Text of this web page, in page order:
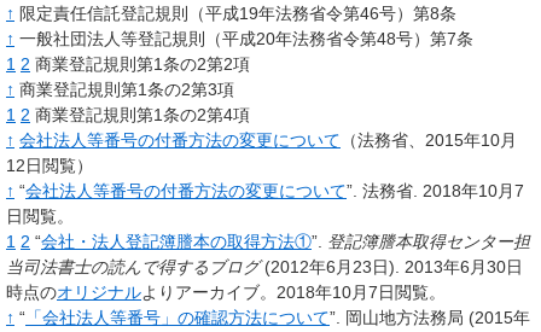
↑ 限定責任信託登記規則（平成19年法務省令第46号）第8条
↑ 一般社団法人等登記規則（平成20年法務省令第48号）第7条
1 2 商業登記規則第1条の2第2項
↑ 商業登記規則第1条の2第3項
1 2 商業登記規則第1条の2第4項
↑ 会社法人等番号の付番方法の変更について （法務省、2015年10月
12日閲覧）
↑ “会社法人等番号の付番方法の変更について”. 法務省. 2018年10月7
日閲覧。
1 2 “会社・法人登記簿謄本の取得方法①”. 登記簿謄本取得センター担
当司法書士の読んで得するブログ (2012年6月23日). 2013年6月30日
時点のオリジナルよりアーカイブ。2018年10月7日閲覧。
↑ “ 「会社法人等番号」の確認方法について”. 岡山地方法務局 (2015年